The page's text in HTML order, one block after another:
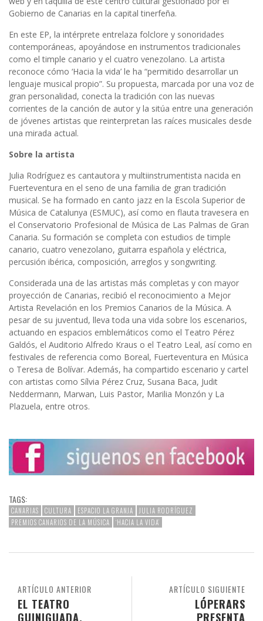
Gobierno de Canarias en la capital tinerfeña.
En este EP, la intérprete entrelaza folclore y sonoridades
contemporáneas, apoyándose en instrumentos tradicionales
como el timple canario y el cuatro venezolano. La artista
reconoce cómo ‘Hacia la vida’ le ha “permitido desarrollar un
lenguaje musical propio”. Su propuesta, marcada por una voz de
gran personalidad, conecta la tradición con las nuevas
corrientes de la canción de autor y la sitúa entre una generación
de jóvenes artistas que reinterpretan las raíces musicales desde
una mirada actual.
Sobre la artista
Julia Rodríguez es cantautora y multiinstrumentista nacida en
Fuerteventura en el seno de una familia de gran tradición
musical. Se ha formado en canto jazz en la Escola Superior de
Música de Catalunya (ESMUC), así como en flauta travesera en
el Conservatorio Profesional de Música de Las Palmas de Gran
Canaria. Su formación se completa con estudios de timple
canario, cuatro venezolano, guitarra española y eléctrica,
percusión ibérica, composición, arreglos y songwriting.
Considerada una de las artistas más completas y con mayor
proyección de Canarias, recibió el reconocimiento a Mejor
Artista Revelación en los Premios Canarios de la Música. A
pesar de su juventud, lleva toda una vida sobre los escenarios,
actuando en espacios emblemáticos como el Teatro Pérez
Galdós, el Auditorio Alfredo Kraus o el Teatro Leal, así como en
festivales de referencia como Boreal, Fuerteventura en Música
o Teresa de Bolívar. Además, ha compartido escenario y cartel
con artistas como Sílvia Pérez Cruz, Susana Baca, Judit
Neddermann, Marwan, Luis Pastor, Marilia Monzón y La
Plazuela, entre otros.
TAGS:
CANARIAS CULTURA ESPACIO LA GRANJA
JULIA RODRÍGUEZ
PREMIOS CANARIOS DE LA MÚSICA
‘HACIA LA VIDA’
ARTÍCULO SIGUIENTE
LÓPERARS
PRESENTA
ARTÍCULO ANTERIOR
EL TEATRO
GUINIGUADA,